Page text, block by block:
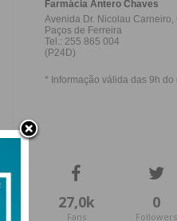
27,0k
Fans
0
Followers